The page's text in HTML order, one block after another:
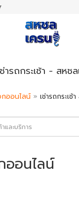
ารถกระเช้า - สหช
ออนไลน์ » เช่ารถกระเช้
ออนไลน์